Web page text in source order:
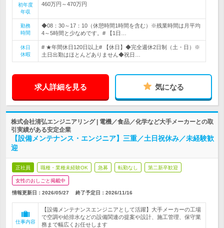
初年度
年収
460万円～470万円
勤務
時間
◆08：30～17：10（休憩時間1時間を含む）※残業時間は月平均
4～5時間と少なめです。# 【1日…
休日
休暇
# ★年間休日120日以上# 【休日】◆完全週休2日制（土・日）※
土日出勤はほとんどありません◆祝日…
求人詳細を見る 気になる
株式会社清弘エンジニアリング | 電機／食品／化学など大手メーカーとの取
引実績がある安定企業
【設備メンテナンス・エンジニア】三重／土日祝休み／未経験歓
迎
正社員 職種・業種未経験OK 急募 転勤なし 第二新卒歓迎
女性のおしごと掲載中
情報更新日：2026/05/27 終了予定日： 2026/11/16
仕事内容
【設備メンテナンスエンジニアとして活躍】大手メーカーの工場
で空調や給排水などの設備関連の提案や設計、施工管理、保守業
務まで幅広くお任せします